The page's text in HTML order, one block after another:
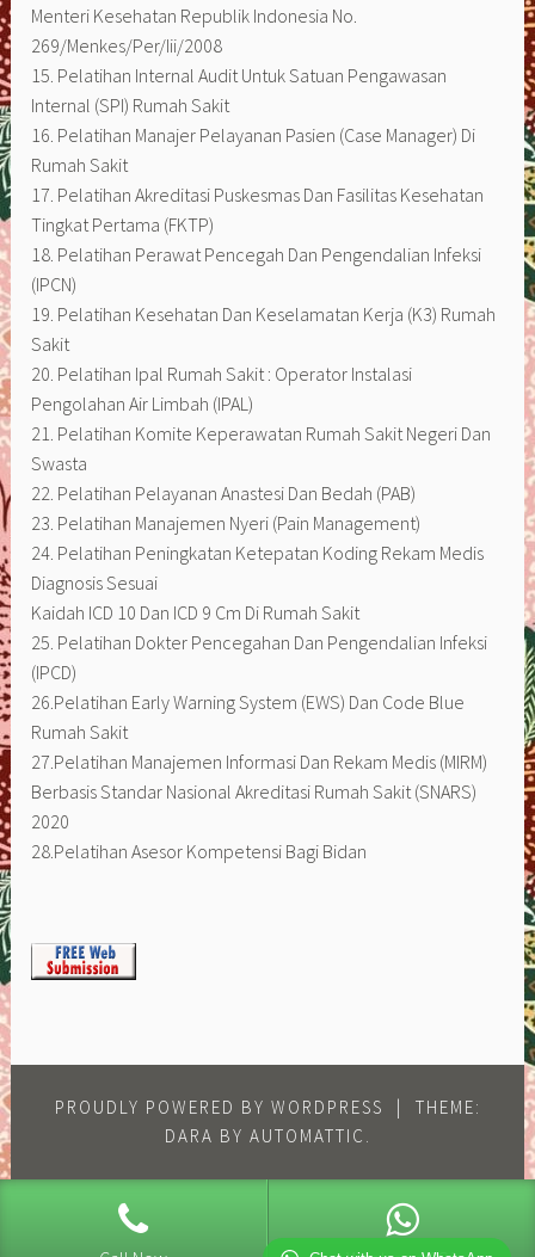
Menteri Kesehatan Republik Indonesia No.
269/Menkes/Per/Iii/2008
15. Pelatihan Internal Audit Untuk Satuan Pengawasan
Internal (SPI) Rumah Sakit
16. Pelatihan Manajer Pelayanan Pasien (Case Manager) Di
Rumah Sakit
17. Pelatihan Akreditasi Puskesmas Dan Fasilitas Kesehatan
Tingkat Pertama (FKTP)
18. Pelatihan Perawat Pencegah Dan Pengendalian Infeksi
(IPCN)
19. Pelatihan Kesehatan Dan Keselamatan Kerja (K3) Rumah
Sakit
20. Pelatihan Ipal Rumah Sakit : Operator Instalasi
Pengolahan Air Limbah (IPAL)
21. Pelatihan Komite Keperawatan Rumah Sakit Negeri Dan
Swasta
22. Pelatihan Pelayanan Anastesi Dan Bedah (PAB)
23. Pelatihan Manajemen Nyeri (Pain Management)
24. Pelatihan Peningkatan Ketepatan Koding Rekam Medis
Diagnosis Sesuai
Kaidah ICD 10 Dan ICD 9 Cm Di Rumah Sakit
25. Pelatihan Dokter Pencegahan Dan Pengendalian Infeksi
(IPCD)
26.Pelatihan Early Warning System (EWS) Dan Code Blue
Rumah Sakit
27.Pelatihan Manajemen Informasi Dan Rekam Medis (MIRM)
Berbasis Standar Nasional Akreditasi Rumah Sakit (SNARS)
2020
28.Pelatihan Asesor Kompetensi Bagi Bidan
PROUDLY POWERED BY WORDPRESS |
THEME:
DARA BY AUTOMATTIC